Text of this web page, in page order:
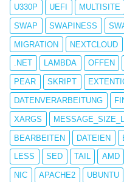
U330P UEFI MULTISITE
SWAP SWAPINESS
MIGRATION NEXTCLOUD
.NET LAMBDA OFFEN
PEAR SKRIPT
DATENVERARBEITUNG
XARGS
BEARBEITEN DATEIEN
LESS SED TAIL AMD
NIC APACHE2 UBUNTU